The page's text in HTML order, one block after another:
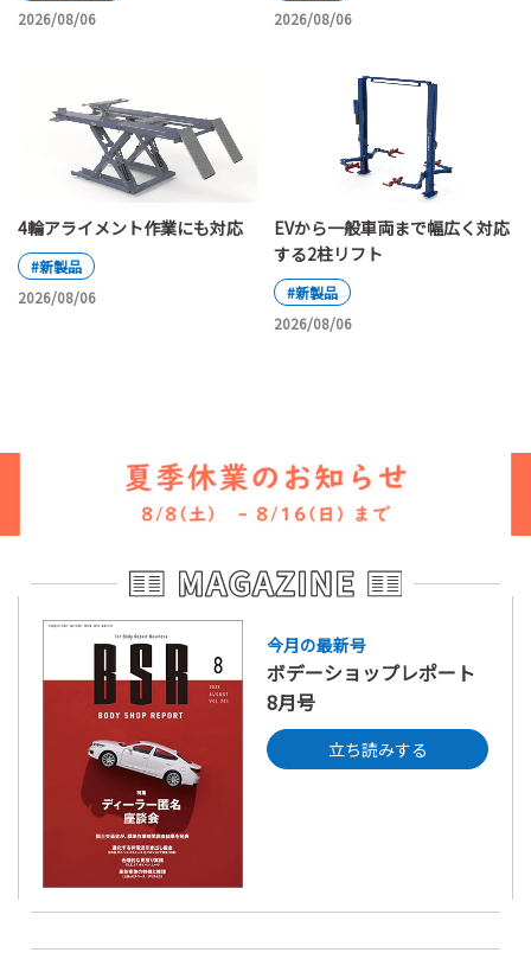
2026/08/06
2026/08/06
4輪アライメント作業にも対応
#新製品
2026/08/06
EVから一般車両まで幅広く対応
する2柱リフト
#新製品
2026/08/06
今月の最新号
ボデーショップレポート
8月号
立ち読みする